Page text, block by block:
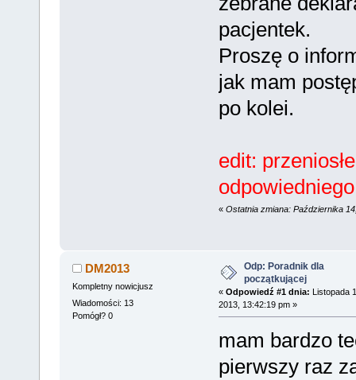
pacjentek.
Proszę o
jak mam
po kolei.
edit:
odpowiedniego
« Ostatnia zmiana: Października
DM2013
Kompletny nowicjusz
Wiadomości: 13
Pomógł? 0
Odp: Poradnik dla
początkującej
« Odpowiedź #1 dnia: Listopada
2013, 13:42:19 pm »
mam bardzo
pierwszy raz